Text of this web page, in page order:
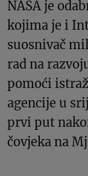
NASA je
kojima je i
suosnivač
rad na
pomoći
agencije u
prvi put
čovjeka na